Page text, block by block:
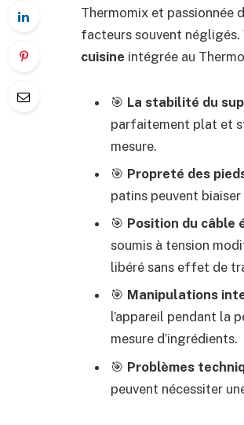
Thermomix et passionnée
facteurs souvent
cuisine intégrée au
🎯 La stabilité du
parfaitement plat et
mesure.
🎯 Propreté des
patins peuvent biaiser
🎯 Position du câble
soumis à tension
libéré sans effet de
🎯 Manipulations
l’appareil pendant la
mesure d’ingrédients.
🎯 Problèmes
peuvent nécessiter